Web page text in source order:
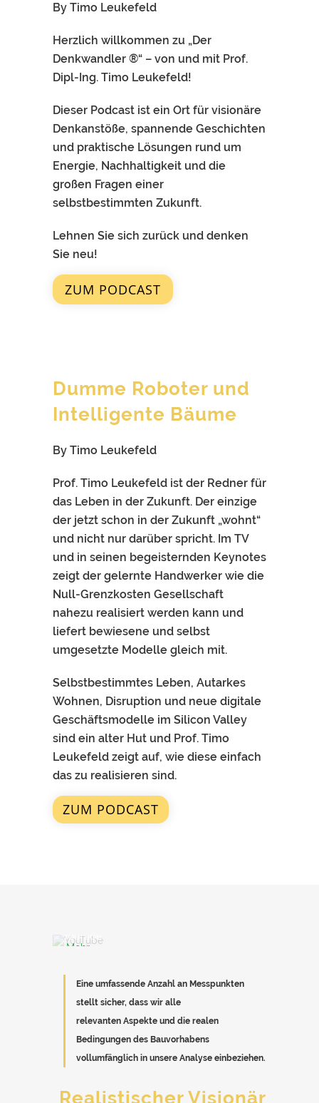
By Timo Leukefeld
Herzlich willkommen zu „Der
Denkwandler ®“ – von und mit Prof.
Dipl-Ing. Timo Leukefeld!
Dieser Podcast ist ein Ort für visionäre
Denkanstöße, spannende Geschichten
und praktische Lösungen rund um
Energie, Nachhaltigkeit und die
großen Fragen einer
selbstbestimmten Zukunft.
Lehnen Sie sich zurück und denken
Sie neu!
ZUM PODCAST
Dumme Roboter und
Intelligente Bäume
By Timo Leukefeld
Prof. Timo Leukefeld ist der Redner für
das Leben in der Zukunft. Der einzige
der jetzt schon in der Zukunft „wohnt“
und nicht nur darüber spricht. Im TV
und in seinen begeisternden Keynotes
zeigt der gelernte Handwerker wie die
Null-Grenzkosten Gesellschaft
nahezu realisiert werden kann und
liefert bewiesene und selbst
umgesetzte Modelle gleich mit.
Selbstbestimmtes Leben, Autarkes
Wohnen, Disruption und neue digitale
Geschäftsmodelle im Silicon Valley
sind ein alter Hut und Prof. Timo
Leukefeld zeigt auf, wie diese einfach
das zu realisieren sind.
ZUM PODCAST
Mit
YouTube.
Mehr
Video
laden
YouTube
entsperren
Eine umfassende Anzahl an Messpunkten
stellt sicher, dass wir alle
relevanten Aspekte und die realen
Bedingungen des Bauvorhabens
vollumfänglich in unsere Analyse einbeziehen.
Realistischer Visionär